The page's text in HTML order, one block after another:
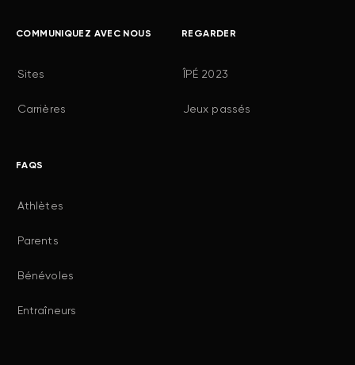
COMMUNIQUEZ AVEC NOUS
Sites
Carrières
REGARDER
ÎPÉ 2023
Jeux passés
FAQS
Athlètes
Parents
Bénévoles
Entraîneurs